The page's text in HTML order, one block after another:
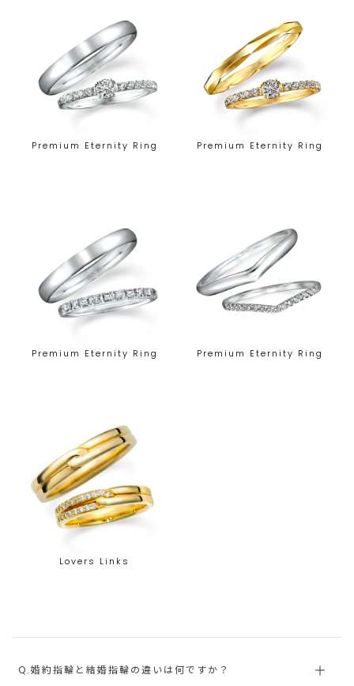
Premium Eternity Ring Premium Eternity Ring
Premium Eternity Ring Premium Eternity Ring
Lovers Links
Q.婚約指輪と結婚指輪の違いは何ですか？